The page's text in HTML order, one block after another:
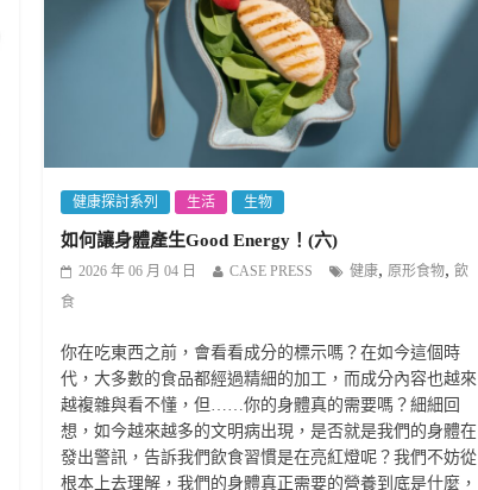
健康探討系列 生活 生物
如何讓身體產生Good Energy！(六)
2026 年 06 月 04 日 CASE PRESS 健康, 原形食物,飲
食
你在吃東西之前，會看看成分的標示嗎？在如今這個時
代，大多數的食品都經過精細的加工，而成分內容也越來
越複雜與看不懂，但……你的身體真的需要嗎？細細回
想，如今越來越多的文明病出現，是否就是我們的身體在
發出警訊，告訴我們飲食習慣是在亮紅燈呢？我們不妨從
根本上去理解，我們的身體真正需要的營養到底是什麼，